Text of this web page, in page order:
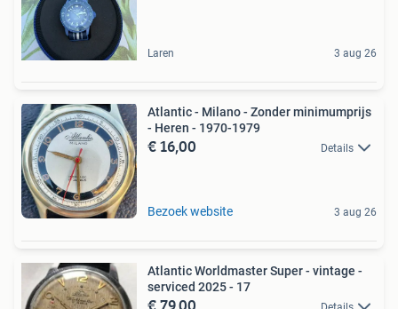
Laren 3 aug 26
Atlantic - Milano - Zonder minimumprijs
- Heren - 1970-1979
€ 16,00 Details
Bezoek website 3 aug 26
Atlantic Worldmaster Super - vintage -
serviced 2025 - 17